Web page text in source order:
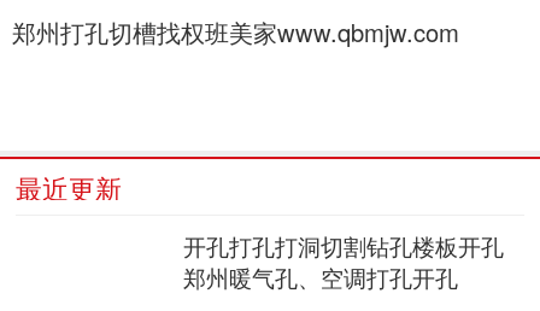
郑州打孔切槽找权班美家www.qbmjw.com
最近更新
开孔打孔打洞切割钻孔楼板开孔
郑州暖气孔、空调打孔开孔